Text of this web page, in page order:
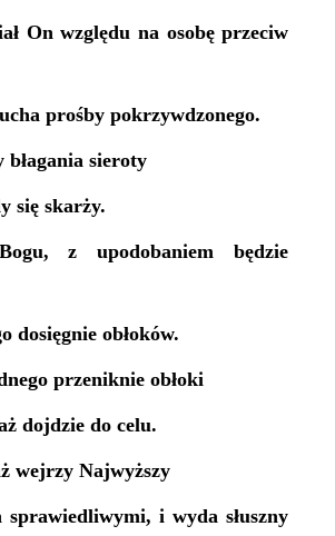
On względu na osobę przeciw
prośby pokrzywdzonego.
błagania sieroty
się skarży.
z upodobaniem będzie
dosięgnie obłoków.
przeniknie obłoki
dojdzie do celu.
wejrzy Najwyższy
i wyda słuszny